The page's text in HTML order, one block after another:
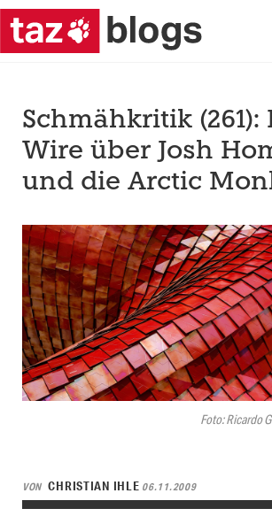
Foto: Ricardo
Schmähkritik (261):
Wire über Josh
und die Arctic
VON CHRISTIAN IHLE 06.11.2009